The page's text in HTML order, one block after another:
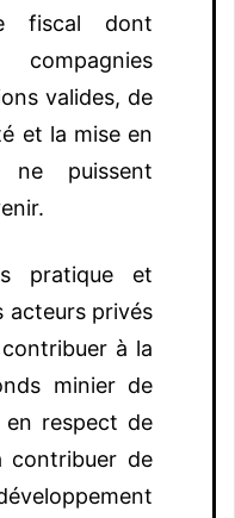
fiscal dont
valides, de
et la mise en
ne puissent
pratique et
acteurs privés
à la
minier de
en respect de
contribuer de